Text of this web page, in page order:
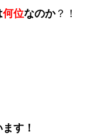
何位なのか？！
す！